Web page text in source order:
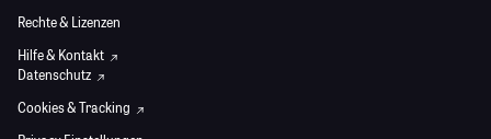
Rechte & Lizenzen
Hilfe & Kontakt
Datenschutz
Cookies & Tracking